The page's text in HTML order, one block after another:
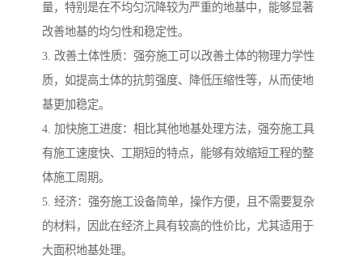
量，特别是在不均匀沉降较为严重的地基中，能够显著
改善地基的均匀性和稳定性。
3. 改善土体性质：强夯施工可以改善土体的物理力学性
质，如提高土体的抗剪强度、降低压缩性等，从而使地
基更加稳定。
4. 加快施工进度：相比其他地基处理方法，强夯施工具
有施工速度快、工期短的特点，能够有效缩短工程的整
体施工周期。
5. 经济：强夯施工设备简单，操作方便，且不需要复杂
的材料，因此在经济上具有较高的性价比，尤其适用于
大面积地基处理。